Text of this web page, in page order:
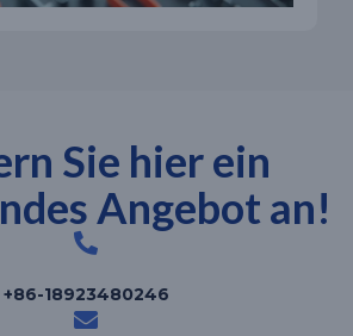
Sie hier ein
Angebot an!
+86-18923480246